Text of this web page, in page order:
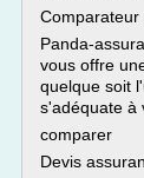
Panda-
vous offre
quelque soit
s'adéquate à
comparer
Devis